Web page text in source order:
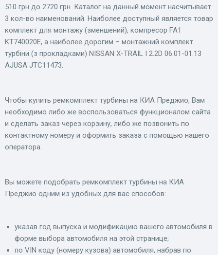
510 грн до 2720 грн. Каталог на данный момент насчитывает
3 кол-во наименований. Наиболее доступный является товар
комплект для монтажу (зменшений), компресор FA1
KT740020E, а наиболее дорогим – монтажний комплект
турбіни (з прокладками) NISSAN X-TRAIL I 2.2D 06.01-01.13
AJUSA JTC11473.
Чтобы купить ремкомплект турбины на КИА Преджио, Вам
необходимо либо же воспользоваться функционалом сайта
и сделать заказ через корзину, либо же позвонить по
контактному номеру и оформить заказа с помощью нашего
оператора.
Вы можете подобрать ремкомплект турбины на КИА
Преджио одним из удобных для вас способов:
указав год выпуска и модификацию вашего автомобиля в
форме выбора автомобиля на этой странице;
по VIN коду (номеру кузова) автомобиля, набрав по